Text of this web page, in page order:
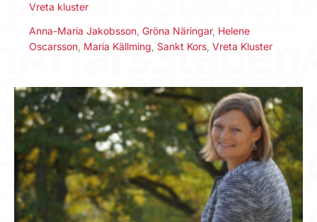
Vreta kluster
Anna-Maria Jakobsson Gröna Näringar, Helene
Oscarsson Maria Källming Sankt Kors Vreta Kluster